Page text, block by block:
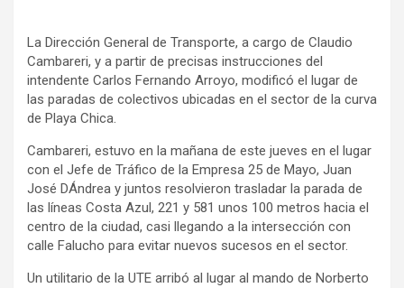
ce
b
o
o
k
se
n
g
er
tt
er
at
s
A
p
e
gr
a
ail tF
ri
e
dl
y
La Dirección General de Transporte, a cargo de Claudio
Cambareri, y a partir de precisas instrucciones del
intendente Carlos Fernando Arroyo, modificó el lugar de
las paradas de colectivos ubicadas en el sector de la curva
de Playa Chica.
Cambareri, estuvo en la mañana de este jueves en el lugar
con el Jefe de Tráfico de la Empresa 25 de Mayo, Juan
José DÁndrea y juntos resolvieron trasladar la parada de
las líneas Costa Azul, 221 y 581 unos 100 metros hacia el
centro de la ciudad, casi llegando a la intersección con
calle Falucho para evitar nuevos sucesos en el sector.
Un utilitario de la UTE arribó al lugar al mando de Norberto